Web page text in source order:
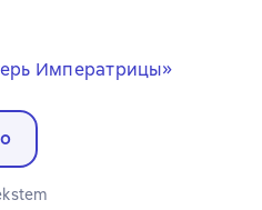
Императрицы»